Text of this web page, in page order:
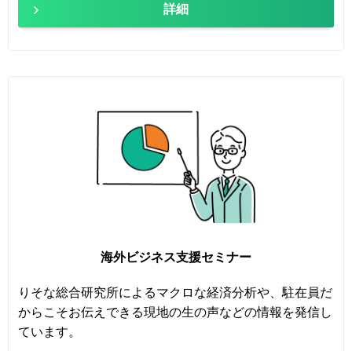
詳細
海外ビジネス支援セミナー
りそな総合研究所によるマクロな経済分析や、駐在員だ
からこそお伝えできる現地の生の声などの情報を発信し
ています。